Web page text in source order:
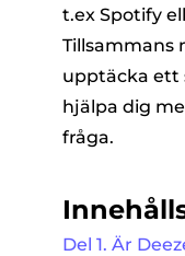
t.ex Spotify
Tillsammans
upptäcka ett
hjälpa dig
fråga.
Del 1. Är